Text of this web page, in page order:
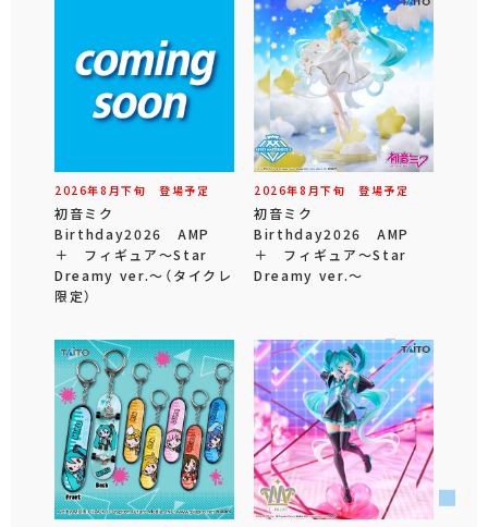
2026年8 月下旬 登場予定
初音ミク
Birthday2026 AMP
＋ フィギュア～Star
Dreamy ver.～（タイクレ
限定）
2026年8 月下旬 登場予定
初音ミク
Birthday2026 AMP
＋ フィギュア～Star
Dreamy ver.～